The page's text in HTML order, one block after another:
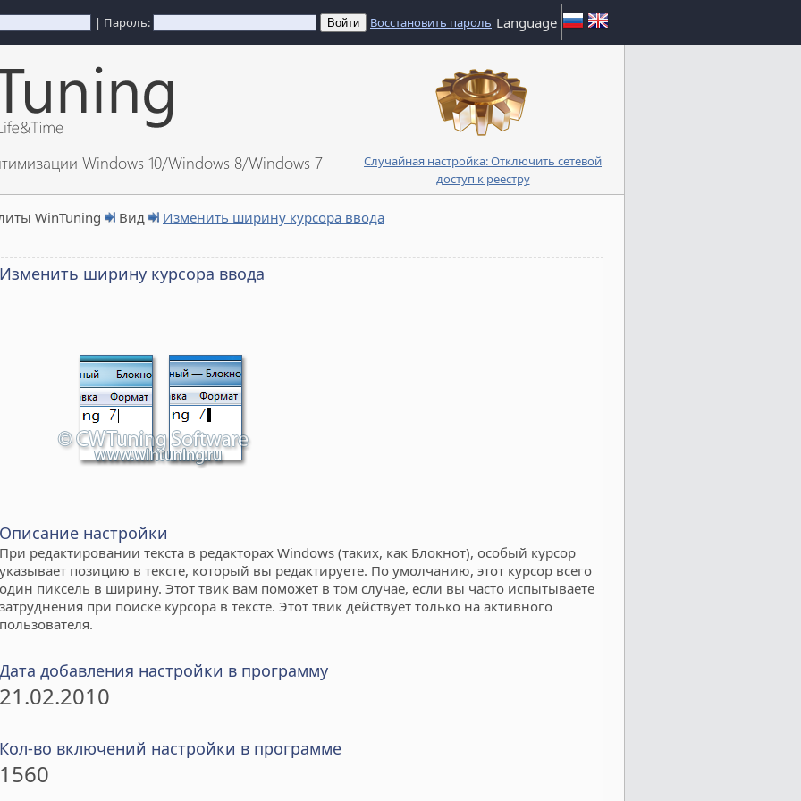
| Пароль: Восстановить пароль Language
Windows 10/Windows 8/Windows 7
Случайная настройка: Отключить сетевой
доступ к реестру
WinTuning Вид Изменить ширину курсора ввода
Изменить ширину курсора ввода
Описание настройки
При редактировании текста в редакторах Windows (таких, как Блокнот), особый курсор
указывает позицию в тексте, который вы редактируете. По умолчанию, этот курсор всего
один пиксель в ширину. Этот твик вам поможет в том случае, если вы часто испытываете
затруднения при поиске курсора в тексте. Этот твик действует только на активного
пользователя.
Дата добавления настройки в программу
21.02.2010
Кол-во включений настройки в программе
1560